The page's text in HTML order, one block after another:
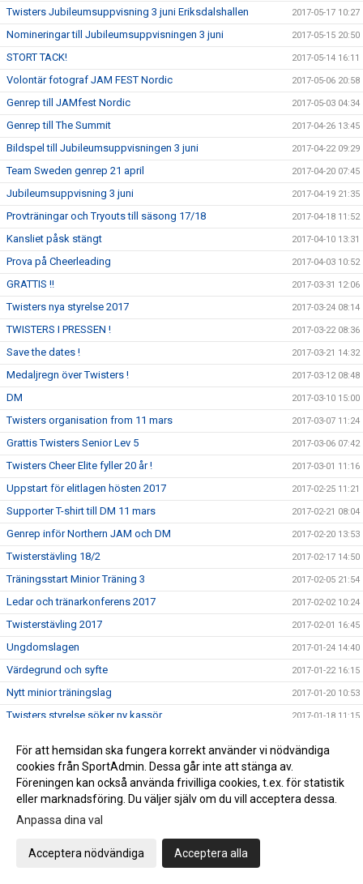
Twisters Jubileumsuppvisning 3 juni Eriksdalshallen 2017-05-17 10:27
Nomineringar till Jubileumsuppvisningen 3 juni 2017-05-15 20:50
STORT TACK! 2017-05-14 16:11
Volontär fotograf JAM FEST Nordic 2017-05-06 20:58
Genrep till JAMfest Nordic 2017-05-03 04:34
Genrep till The Summit 2017-04-26 13:45
Bildspel till Jubileumsuppvisningen 3 juni 2017-04-22 09:29
Team Sweden genrep 21 april 2017-04-20 07:45
Jubileumsuppvisning 3 juni 2017-04-19 21:35
Provträningar och Tryouts till säsong 17/18 2017-04-18 11:52
Kansliet påsk stängt 2017-04-10 13:31
Prova på Cheerleading 2017-04-03 10:52
GRATTIS !! 2017-03-31 12:06
Twisters nya styrelse 2017 2017-03-24 08:14
TWISTERS I PRESSEN ! 2017-03-22 08:36
Save the dates ! 2017-03-21 14:32
Medaljregn över Twisters ! 2017-03-12 08:48
DM 2017-03-10 15:00
Twisters organisation from 11 mars 2017-03-07 11:24
Grattis Twisters Senior Lev 5 2017-03-06 07:42
Twisters Cheer Elite fyller 20 år ! 2017-03-01 11:16
Uppstart för elitlagen hösten 2017 2017-02-25 11:21
Supporter T-shirt till DM 11 mars 2017-02-21 08:04
Genrep inför Northern JAM och DM 2017-02-20 13:53
Twisterstävling 18/2 2017-02-17 14:50
Träningsstart Minior Träning 3 2017-02-05 21:54
Ledar och tränarkonferens 2017 2017-02-02 10:24
Twisterstävling 2017 2017-02-01 16:45
Ungdomslagen 2017-01-24 14:40
Värdegrund och syfte 2017-01-22 16:15
Nytt minior träningslag 2017-01-20 10:53
Twisters styrelse söker ny kassör 2017-01-18 11:15
Ledarutbildning SISU 11 februari
Träna med landslaget - nu på fredag! 2017-01-05 13:36
Twisters Kalender 2017 2016-12-14 17:23
PROVA PÅ .....
Tack SISU!
För att hemsidan ska fungera korrekt använder vi nödvändiga
cookies från SportAdmin. Dessa går inte att stänga av.
Föreningen kan också använda frivilliga cookies, t.ex. för statistik
eller marknadsföring. Du väljer själv om du vill acceptera dessa.
Anpassa dina val
Acceptera nödvändiga Acceptera alla